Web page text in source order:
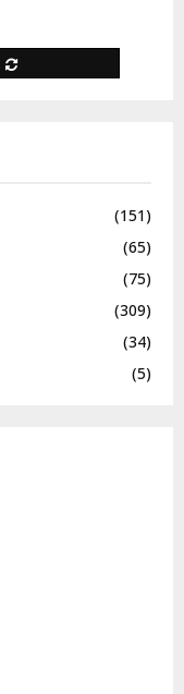
(151)
(65)
(75)
(309)
(34)
(5)